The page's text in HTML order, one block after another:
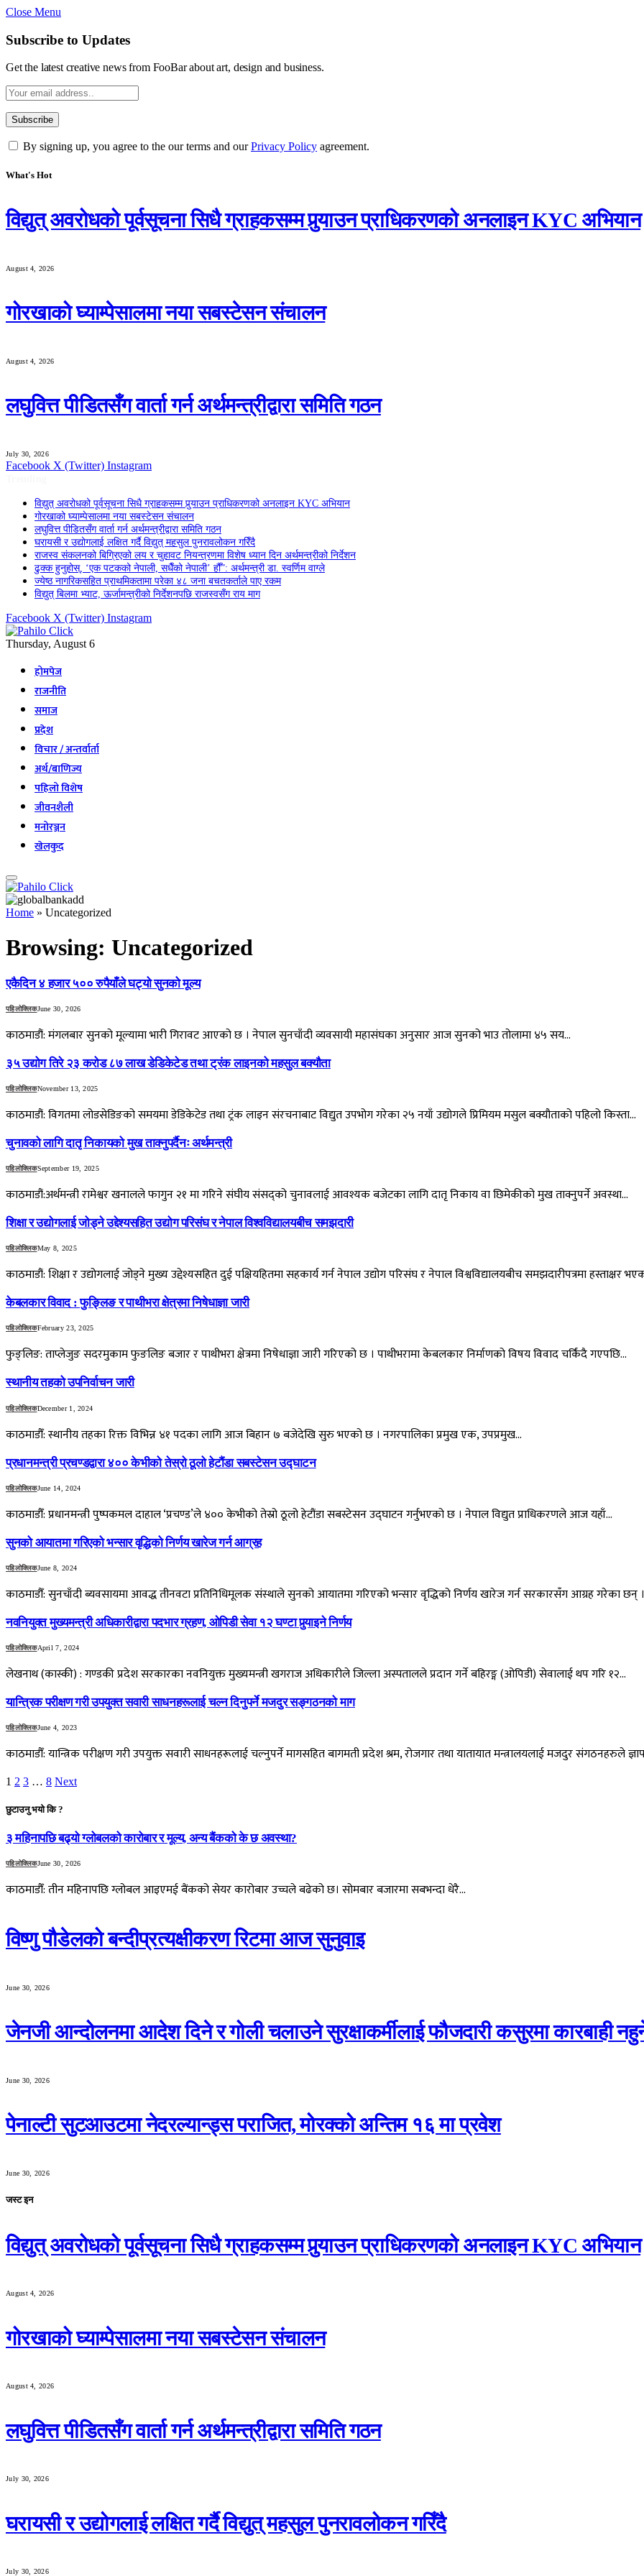
Close Menu
Subscribe to Updates
Get the latest creative news from FooBar about art, design and business.
By signing up, you agree to the our terms and ourPrivacy Policy agreement.
What's Hot
विद्युत् अवरोधको पूर्वसूचना सिधै ग्राहकसम्म पुर्‍याउन प्राधिकरणको अनलाइन KYC अभियान
August 4, 2026
गोरखाको घ्याम्पेसालमा नया सबस्टेसन संचालन
August 4, 2026
लघुवित्त पीडितसँग वार्ता गर्न अर्थमन्त्रीद्वारा समिति गठन
July 30, 2026
Facebook X (Twitter) Instagram
विद्युत् अवरोधको पूर्वसूचना सिधै ग्राहकसम्म पुर्‍याउन प्राधिकरणको अनलाइन KYC अभियान
गोरखाको घ्याम्पेसालमा नया सबस्टेसन संचालन
लघुवित्त पीडितसँग वार्ता गर्न अर्थमन्त्रीद्वारा समिति गठन
घरायसी र उद्योगलाई लक्षित गर्दै विद्युत् महसुल पुनरावलोकन गरिँदै
राजस्व संकलनको बिग्रिएको लय र चुहावट नियन्त्रणमा विशेष ध्यान दिन अर्थमन्त्रीको निर्देशन
ढुक्क हुनुहोस्, ‘एक पटकको नेपाली, सधैँको नेपाली’ हौँ”: अर्थमन्त्री डा. स्वर्णिम वाग्ले
ज्येष्ठ नागरिकसहित प्राथमिकतामा परेका ४८ जना बचतकर्ताले पाए रकम
विद्युत् बिलमा भ्याट, ऊर्जामन्त्रीको निर्देशनपछि राजस्वसँग राय माग
Facebook X (Twitter) Instagram
Thursday, August 6
होमपेज
राजनीति
समाज
प्रदेश
विचार / अन्तर्वार्ता
अर्थ/बाणिज्य
पहिलो विशेष
जीवनशैली
मनोरञ्जन
खेलकुद
Home » Uncategorized
Browsing: Uncategorized
एकैदिन ४ हजार ५०० रुपैयाँले घट्यो सुनको मूल्य
पहिलोक्लिकJune 30, 2026
काठमाडौं: मंगलबार सुनको मूल्यामा भारी गिरावट आएको छ । नेपाल सुनचाँदी व्यवसायी महासंघका अनुसार आज सुनको भाउ तोलामा ४५ सय…
३५ उद्योग तिरे २३ करोड ८७ लाख डेडिकेटेड तथा ट्रंक लाइनको महसुल बक्यौता
पहिलोक्लिकNovember 13, 2025
काठमाडौं: विगतमा लोडसेडिङको समयमा डेडिकेटेड तथा ट्रंक लाइन संरचनाबाट विद्युत उपभोग गरेका २५ नयाँ उद्योगले प्रिमियम मसुल बक्यौताको पहिलो किस्ता…
चुनावको लागि दातृ निकायको मुख ताक्नुपर्दैनः अर्थमन्त्री
पहिलोक्लिकSeptember 19, 2025
काठमाडौं:अर्थमन्त्री रामेश्वर खनालले फागुन २१ मा गरिने संघीय संसद्को चुनावलाई आवश्यक बजेटका लागि दातृ निकाय वा छिमेकीको मुख ताक्नुपर्ने अवस्था…
शिक्षा र उद्योगलाई जोड्ने उद्देश्यसहित उद्योग परिसंघ र नेपाल विश्वविद्यालयबीच समझदारी
पहिलोक्लिकMay 8, 2025
काठमाडौं: शिक्षा र उद्योगलाई जोड्ने मुख्य उद्देश्यसहित दुई पक्षियहितमा सहकार्य गर्न नेपाल उद्योग परिसंघ र नेपाल विश्वविद्यालयबीच समझदारीपत्रमा हस्ताक्षर
केबलकार विवाद : फुङ्लिङ र पाथीभरा क्षेत्रमा निषेधाज्ञा जारी
पहिलोक्लिकFebruary 23, 2025
फुङ्लिङ: ताप्लेजुङ सदरमुकाम फुङलिङ बजार र पाथीभरा क्षेत्रमा निषेधाज्ञा जारी गरिएको छ । पाथीभरामा केबलकार निर्माणको विषय विवाद चर्किंदै गएपछि…
स्थानीय तहको उपनिर्वाचन जारी
पहिलोक्लिकDecember 1, 2024
काठमाडौँ: स्थानीय तहका रिक्त विभिन्न ४१ पदका लागि आज बिहान ७ बजेदेखि सुरु भएको छ । नगरपालिका प्रमुख एक, उपप्रमुख…
प्रधानमन्त्री प्रचण्डद्वारा ४०० केभीको तेस्रो ठूलो हेटौंडा सबस्टेसन उद्घाटन
पहिलोक्लिकJune 14, 2024
काठमाडौँ: प्रधानमन्त्री पुष्पकमल दाहाल ‘प्रचण्ड’ले ४०० केभीको तेस्रो ठूलो हेटौंडा सबस्टेसन उद्घाटन गर्नुभएको छ । नेपाल विद्युत प्राधिकरणले आज यहाँ…
सुनको आयातमा गरिएको भन्सार वृद्धिको निर्णय खारेज गर्न आग्रह
पहिलोक्लिकJune 8, 2024
काठमाडौँ: सुनचाँदी ब्यवसायमा आवद्ध तीनवटा प्रतिनिधिमूलक संस्थाले सुनको आयातमा गरिएको भन्सार वृद्धिको निर्णय खारेज गर्न सरकारसँग आग्रह गरेका छन्
नवनियुक्त मुख्यमन्त्री अधिकारीद्वारा पदभार ग्रहण, ओपिडी सेवा १२ घण्टा पुर्‍याइने निर्णय
पहिलोक्लिकApril 7, 2024
लेखनाथ (कास्की) : गण्डकी प्रदेश सरकारका नवनियुक्त मुख्यमन्त्री खगराज अधिकारीले जिल्ला अस्पतालले प्रदान गर्ने बहिरङ्ग (ओपिडी) सेवालाई थप गरि १२…
यान्त्रिक परीक्षण गरी उपयुक्त सवारी साधनहरूलाई चल्न दिनुपर्ने मजदुर सङ्गठनको माग
पहिलोक्लिकJune 4, 2023
काठमाडौँ: यान्त्रिक परीक्षण गरी उपयुक्त सवारी साधनहरूलाई चल्नुपर्ने मागसहित बागमती प्रदेश श्रम, रोजगार तथा यातायात मन्त्रालयलाई मजदुर संगठनहरुले
1 2 3 … 8 Next
छुटाउनु भयो कि ?
३ महिनापछि बढ्यो ग्लोबलको कारोबार र मूल्य, अन्य बैंकको के छ अवस्था?
पहिलोक्लिकJune 30, 2026
काठमाडौँ: तीन महिनापछि ग्लोबल आइएमई बैंकको सेयर कारोबार उच्चले बढेको छ। सोमबार बजारमा सबभन्दा धेरै…
विष्णु पौडेलको बन्दीप्रत्यक्षीकरण रिटमा आज सुनुवाइ
June 30, 2026
जेनजी आन्दोलनमा आदेश दिने र गोली चलाउने सुरक्षाकर्मीलाई फौजदारी कसुरमा कारबाही
June 30, 2026
पेनाल्टी सुटआउटमा नेदरल्यान्ड्स पराजित, मोरक्को अन्तिम १६ मा प्रवेश
June 30, 2026
जस्ट इन
विद्युत् अवरोधको पूर्वसूचना सिधै ग्राहकसम्म पुर्‍याउन प्राधिकरणको अनलाइन KYC अभियान
August 4, 2026
गोरखाको घ्याम्पेसालमा नया सबस्टेसन संचालन
August 4, 2026
लघुवित्त पीडितसँग वार्ता गर्न अर्थमन्त्रीद्वारा समिति गठन
July 30, 2026
घरायसी र उद्योगलाई लक्षित गर्दै विद्युत् महसुल पुनरावलोकन गरिँदै
July 30, 2026